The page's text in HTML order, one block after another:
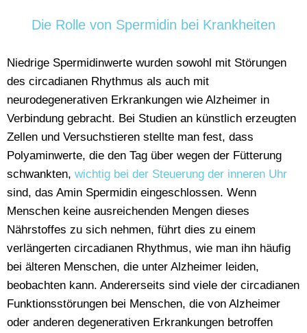
Die Rolle von Spermidin bei Krankheiten
Niedrige Spermidinwerte wurden sowohl mit Störungen
des circadianen Rhythmus als auch mit
neurodegenerativen Erkrankungen wie Alzheimer in
Verbindung gebracht. Bei Studien an künstlich erzeugten
Zellen und Versuchstieren stellte man fest, dass
Polyaminwerte, die den Tag über wegen der Fütterung
schwankten, wichtig bei der Steuerung der inneren Uhr
sind, das Amin Spermidin eingeschlossen. Wenn
Menschen keine ausreichenden Mengen dieses
Nährstoffes zu sich nehmen, führt dies zu einem
verlängerten circadianen Rhythmus, wie man ihn häufig
bei älteren Menschen, die unter Alzheimer leiden,
beobachten kann. Andererseits sind viele der circadianen
Funktionsstörungen bei Menschen, die von Alzheimer
oder anderen degenerativen Erkrankungen betroffen